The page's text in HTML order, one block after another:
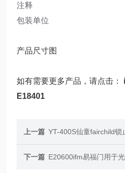
注释
包装单位
产品尺寸图
如有需要更多产品，请点击：
E18401
上一篇 YT-400S仙童fairchild锁
下一篇 E20600ifm易福门用于光纤